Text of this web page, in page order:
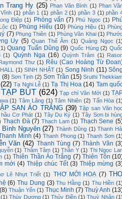
Trang Hy (25) Phan Văn Bình (1) Phan
(1) phần 1 (1) phần 2 (1) phần 3 (1) phần
Điệp (1) Phỏng vấn (7) Phú Ngọc (1)
(1) Phùng Hiếu (10) Phùng Hiệu (1)
(7) Phụng Thiên (1) Phùng Văn Khai (1)
Uy (5) Quan Thế Âm (1) Quảng Ngọc
Quang Tuấn Dũng (9) Quốc Hùng (2)
(1) Quỳnh Nga (16) Quỳnh Trâm (1)
Raymond Thư (1) Rêu (Cao Hoàng Từ
(1) SINH NHẬT (1) Song Ninh (11)
(8) Sơn Tịnh (2) Sơn Trần (15) Sruthi
(22) Tạ Nghi Lễ (1) Tạ Thị Hoa (14) Tam
TẠP BÚT (624) Tạp chí Văn Mới (1)
(1) Tâm Lãng (1) Tâm Nhiên (2) Tấn Hòa
SAN ÁO TRẮNG (39) Tập san Văn
Cơ Phát (1) Tây Du Ký (1) Tây Sơn bi
Thạch Đà (7) Thạch Lam (1) Thạch Sene
Bình Nguyên (27) Thành Dũng (1) Thanh
Minh (4) Thanh Phong (1) Thanh Sơn
Văn (42) Thanh Tùng (7) Thành Văn
(1) Thâm Tâm (1) Thần Y (1) Thi Ngọc
(1) Thiên Thần Áo Trắng (7) Thiên Tôn
mới (4) Thiệp chúc Tết (3) Thiệp mừng
Lê Nhựt Triết (1) THƠ MỜI HOẠ (7)
(6) Thu Dung (3) Thu Hằng (1) Thu Hiền
(8) Thuận Yến (1) Thục Minh (7) Thuỳ Anh
(1) Thùy Dương (1) Thủy Điền (1) Thuỳ Nhân